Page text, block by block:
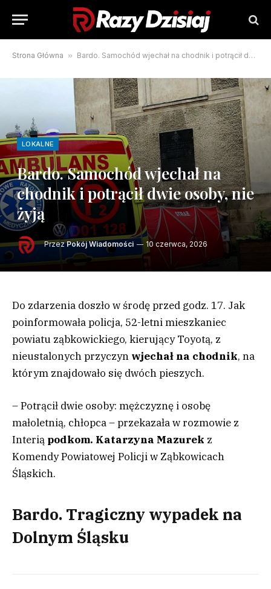
Strona Główna » Bardo. Samochód wjechał na chodnik i potrącił dwie osoby, nie żyją
LOKALNE
Bardo. Samochód wjechał na
chodnik i potrącił dwie osoby, nie
żyją
Przez Pokój Wiadomości 10 czerwca, 2026
Do zdarzenia doszło w środę przed godz. 17. Jak
poinformowała policja, 52-letni mieszkaniec
powiatu ząbkowickiego, kierujący Toyotą, z
nieustalonych przyczyn wjechał na chodnik, na
którym znajdowało się dwóch pieszych.
– Potrącił dwie osoby: mężczyznę i osobę
małoletnią, chłopca – przekazała w rozmowie z
Interią podkom. Katarzyna Mazurek z
Komendy Powiatowej Policji w Ząbkowicach
Śląskich.
Bardo. Tragiczny wypadek na
Dolnym Śląsku